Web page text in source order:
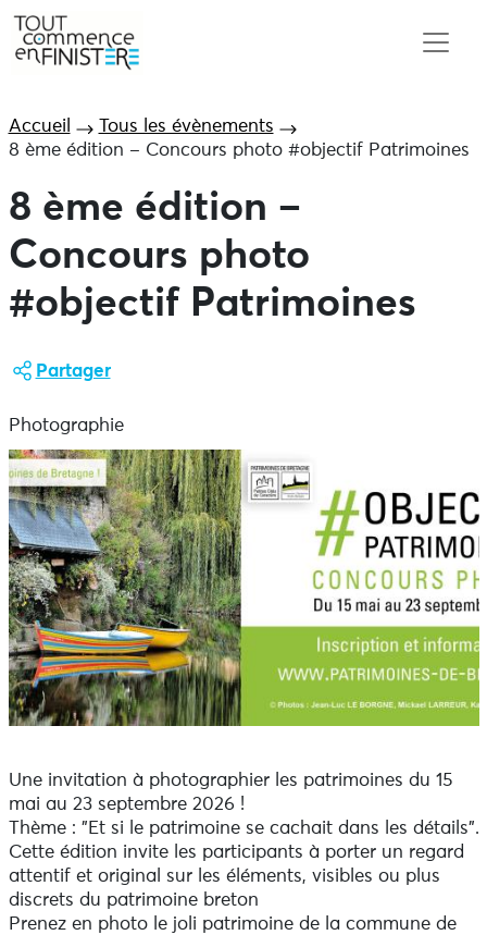
Accueil
Tous les évènements
8 ème édition – Concours photo #objectif Patrimoines
8 ème édition –
Concours photo
#objectif Patrimoines
Partager
Photographie
Une invitation à photographier les patrimoines du 15
mai au 23 septembre 2026 !
Thème : "Et si le patrimoine se cachait dans les détails".
Cette édition invite les participants à porter un regard
attentif et original sur les éléments, visibles ou plus
discrets du patrimoine breton
Prenez en photo le joli patrimoine de la commune de